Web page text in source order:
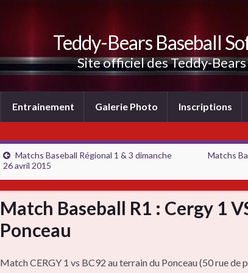
Teddy-Bears Baseball
Site officiel des Teddy-
Entrainement Galerie Photo Inscriptions
Matchs Baseball Régional 1 & 3 dimanche
26 avril 2015
Matchs
Match Baseball R1 : Cergy 1
Ponceau
Match CERGY 1 vs BC92 au terrain du Ponceau (50 rue de